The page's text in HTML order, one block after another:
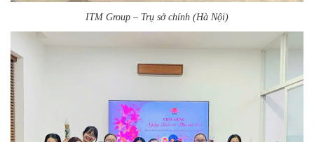
ITM Group – Trụ sở chính (Hà Nội)